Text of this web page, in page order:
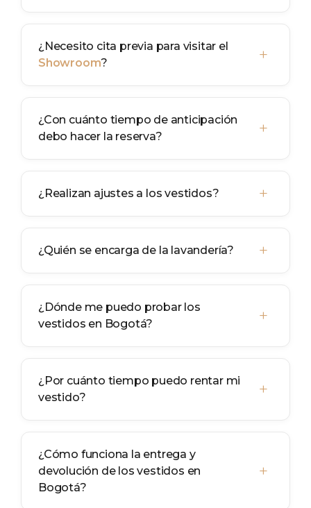
¿Necesito cita previa para visitar el
Showroom? +
¿Con cuánto tiempo de anticipación
debo hacer la reserva?
+
¿Realizan ajustes a los vestidos? +
¿Quién se encarga de la lavandería? +
¿Dónde me puedo probar los
vestidos en Bogotá?
+
¿Por cuánto tiempo puedo rentar mi
vestido?
+
¿Cómo funciona la entrega y
devolución de los vestidos en
Bogotá?
+